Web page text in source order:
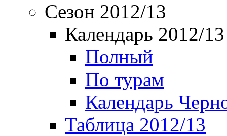
Сезон 2012/13
Календарь 2012/13
Полный
По турам
Календарь
Таблица 2012/13